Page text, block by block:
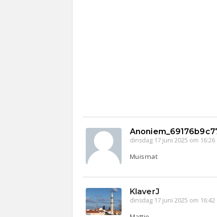
dinsdag 17 juni 2025 om 16:26
Muismat
KlaverJ
dinsdag 17 juni 2025 om 16:42